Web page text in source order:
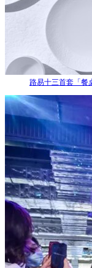
路易十三首套「餐